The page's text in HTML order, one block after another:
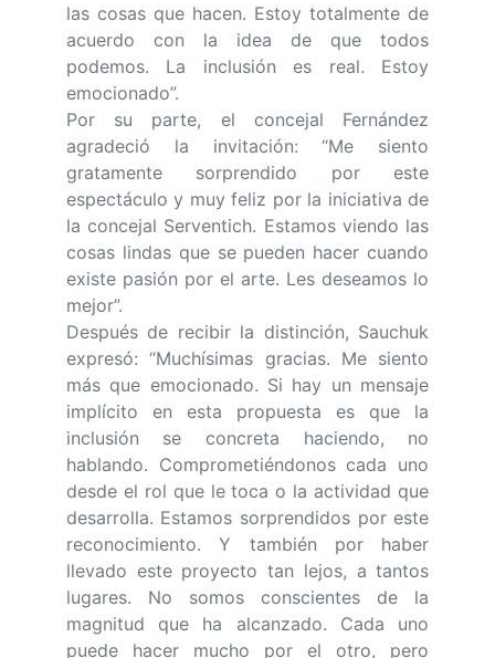
las cosas que hacen. Estoy totalmente de
acuerdo con la idea de que todos
podemos. La inclusión es real. Estoy
emocionado”.
Por su parte, el concejal Fernández
agradeció la invitación: “Me siento
gratamente sorprendido por este
espectáculo y muy feliz por la iniciativa de
la concejal Serventich. Estamos viendo las
cosas lindas que se pueden hacer cuando
existe pasión por el arte. Les deseamos lo
mejor”.
Después de recibir la distinción, Sauchuk
expresó: “Muchísimas gracias. Me siento
más que emocionado. Si hay un mensaje
implícito en esta propuesta es que la
inclusión se concreta haciendo, no
hablando. Comprometiéndonos cada uno
desde el rol que le toca o la actividad que
desarrolla. Estamos sorprendidos por este
reconocimiento. Y también por haber
llevado este proyecto tan lejos, a tantos
lugares. No somos conscientes de la
magnitud que ha alcanzado. Cada uno
puede hacer mucho por el otro, pero